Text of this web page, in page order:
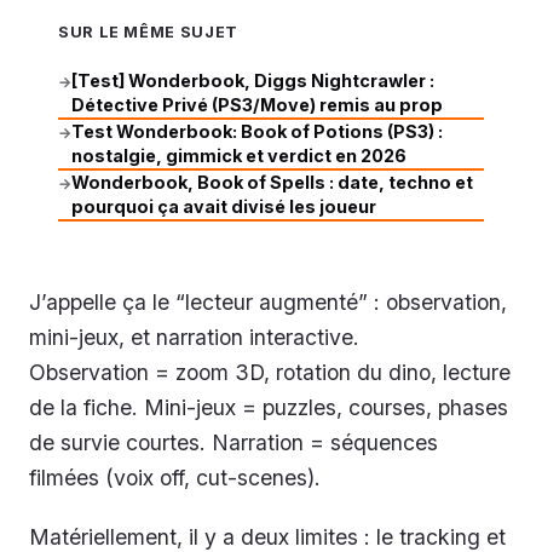
SUR LE MÊME SUJET
→ [Test] Wonderbook, Diggs Nightcrawler :
Détective Privé (PS3/Move) remis au prop
→Test Wonderbook: Book of Potions (PS3) :
nostalgie, gimmick et verdict en 2026
→Wonderbook, Book of Spells : date, techno et
pourquoi ça avait divisé les joueur
J’appelle ça le “lecteur augmenté” : observation,
mini-jeux, et narration interactive.
Observation = zoom 3D, rotation du dino, lecture
de la fiche. Mini-jeux = puzzles, courses, phases
de survie courtes. Narration = séquences
filmées (voix off, cut-scenes).
Matériellement, il y a deux limites : le tracking et